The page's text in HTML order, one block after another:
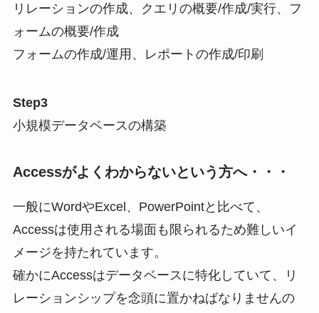
リレーションの作成、クエリの概要/作成/実行、フ
ォームの概要/作成
フォームの作成/運用、レポートの作成/印刷
Step3
小規模データベースの構築
Accessがよくわからないという方へ・・・
一般にWordやExcel、PowerPointと比べて、
Accessは使用される場面も限られるため難しいイ
メージを持たれています。
確かにAccessはデータベースに特化していて、リ
レーションシップを念頭に置かねばなりませんの